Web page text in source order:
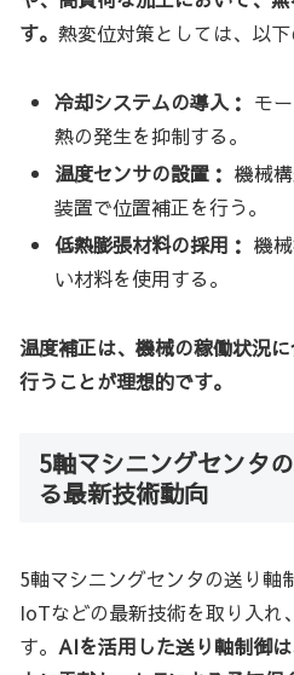
す。 熱変位対策としては、以下
冷却システムの導入： モ
熱の発生を抑制する。
温度センサの設置： 機械
装置で位置補正を行う。
低熱膨張材料の採用： 機
い材料を使用する。
温度補正は、機械の稼働状況
行うことが理想的です。
5軸マシニングセンタ
る最新技術動向
5軸マシニングセンタの送り軸
IoTなどの最新技術を取り入れ
す。 AIを活用した送り軸制御